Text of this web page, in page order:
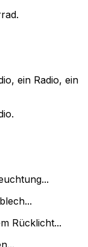
ein Radio, ein
Rücklicht...